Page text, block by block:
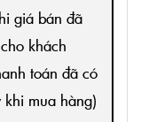
giá bán đã
khách
toán đã có
khi mua hàng)